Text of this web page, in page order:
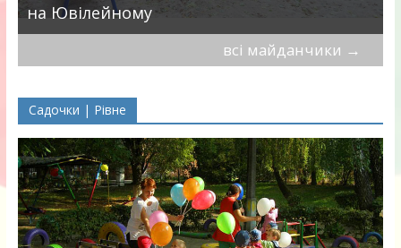
на Ювілейному
всі майданчики →
Садочки | Рівне